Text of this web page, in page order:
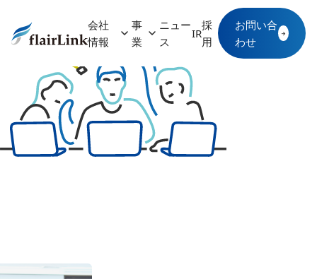
会社
情報
事
業
ニュー
ス
IR
採
用
お問い合
わせ
→